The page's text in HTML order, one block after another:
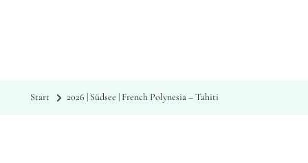
Start 2026 | Südsee | French Polynesia – Tahiti